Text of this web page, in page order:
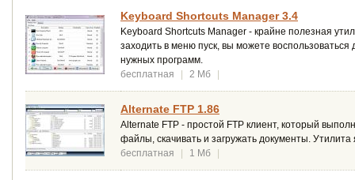
Keyboard Shortcuts Manager 3.4
Keyboard Shortcuts Manager - крайне полезная
заходить в меню пуск, вы можете
нужных программ.
бесплатная
| 2 Мб |
Alternate FTP 1.86
Alternate FTP - простой FTP клиент, который
файлы, скачивать и загружать документы.
бесплатная
| 1 Мб |